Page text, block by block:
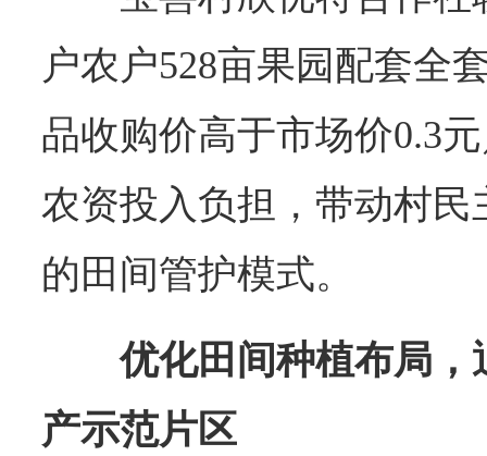
户农户528亩果园配套全
品收购价高于市场价0.3
农资投入负担，带动村
的田间管护模式。
优化田间种植布局
产示范片区